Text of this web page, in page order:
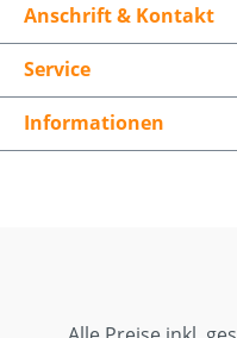
Anschrift & Kontakt
Service
Informationen